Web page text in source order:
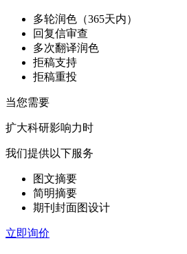
多轮润色（365天内）
回复信审查
多次翻译润色
拒稿支持
拒稿重投
当您需要
扩大科研影响力时
我们提供以下服务
图文摘要
简明摘要
期刊封面图设计
立即询价